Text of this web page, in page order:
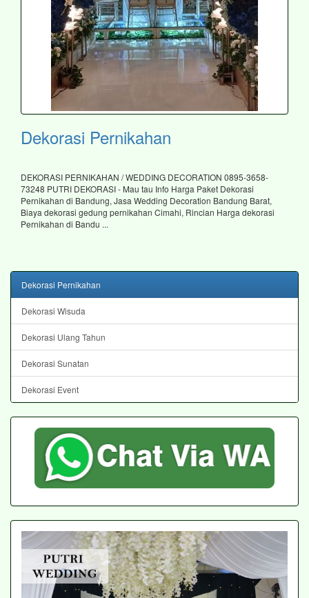
Dekorasi Pernikahan
DEKORASI PERNIKAHAN / WEDDING DECORATION 0895-3658-
73248 PUTRI DEKORASI - Mau tau Info Harga Paket Dekorasi
Pernikahan di Bandung, Jasa Wedding Decoration Bandung Barat,
Biaya dekorasi gedung pernikahan Cimahi, Rincian Harga dekorasi
Pernikahan di Bandu ...
Dekorasi Pernikahan
Dekorasi Wisuda
Dekorasi Ulang Tahun
Dekorasi Sunatan
Dekorasi Event